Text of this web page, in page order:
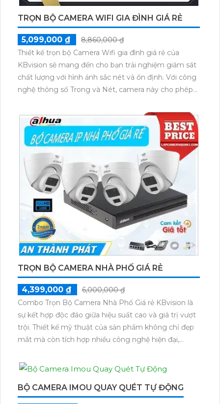
TRỌN BỘ CAMERA WIFI GIA ĐÌNH GIÁ RẺ
5,099,000 ₫
8,860,000 ₫
Thiết kế trọn bộ Camera Wifi gia đình giá rẻ của
KBvision sẽ mang đến cho bạn trải nghiệm giám sát
chất lượng với hình ảnh sắc nét và ổn định. Với công
nghệ thông số Trong và Nét, camera này cho phép
2
TRỌN BỘ CAMERA NHÀ PHỐ GIÁ RẺ
4,399,000 ₫
6,000,000 ₫
Combo Trọn Bộ Camera Nhà Phố Giá rẻ KBvision là
sự kết hợp độc đáo giữa hiệu suất cao và giá trị vượt
trội. Thiết kế mỹ thuật của sản phẩm không chỉ đẹp
mắt mà còn tích hợp nhiều công nghệ hiện đại,
của bạn
BỘ CAMERA IMOU QUAY QUÉT TỰ ĐỘNG